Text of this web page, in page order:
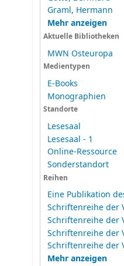
Graml, Hermann
Mehr anzeigen
Aktuelle Bibliotheken
MWN Osteuropa
Medientypen
E-Books
Monographien
Standorte
Lesesaal
Lesesaal - 1
Online-Ressource
Sonderstandort
Reihen
Eine Publikation
Schriftenreihe der
Schriftenreihe der
Schriftenreihe der
Schriftenreihe der
Mehr anzeigen